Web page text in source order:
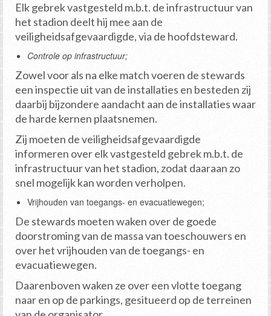
Elk gebrek vastgesteld m.b.t. de infrastructuur van
het stadion deelt hij mee aan de
veiligheidsafgevaardigde, via de hoofdsteward.
Controle op infrastructuur;
Zowel voor als na elke match voeren de stewards
een inspectie uit van de installaties en besteden zij
daarbij bijzondere aandacht aan de installaties waar
de harde kernen plaatsnemen.
Zij moeten de veiligheidsafgevaardigde
informeren over elk vastgesteld gebrek m.b.t. de
infrastructuur van het stadion, zodat daaraan zo
snel mogelijk kan worden verholpen.
Vrijhouden van toegangs- en evacuatiewegen;
De stewards moeten waken over de goede
doorstroming van de massa van toeschouwers en
over het vrijhouden van de toegangs- en
evacuatiewegen.
Daarenboven waken ze over een vlotte toegang
naar en op de parkings, gesitueerd op de terreinen